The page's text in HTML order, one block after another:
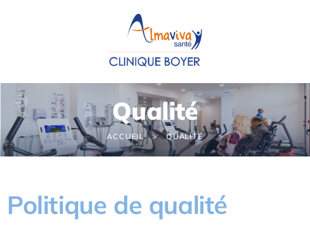
Qualité
ACCUEIL QUALITÉ
Politique de qualité